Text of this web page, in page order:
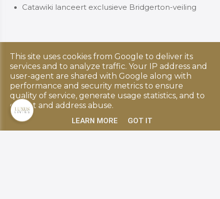
Catawiki lanceert exclusieve Bridgerton-veiling
Copyright © 2026 Luxus Living. All rights reserved.
Privacy & Cookies|UP-TO-DATE WebDesign
This site uses cookies from Google to deliver its
services and to analyze traffic. Your IP address and
user-agent are shared with Google along with
performance and security metrics to ensure
quality of service, generate usage statistics, and to
detect and address abuse.
LEARN MORE GOT IT